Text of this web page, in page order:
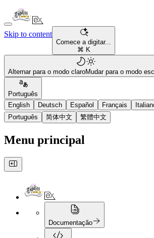
Skip to content
Comece a digitar...
⌘ K
Alternar para o modo claroMudar para o modo
Português
English
Deutsch Español Français
Português
简体中文 繁體中文
Menu principal
Documentação